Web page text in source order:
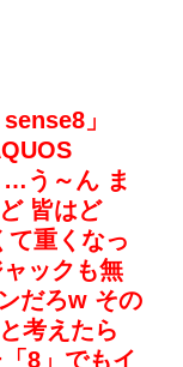
」
…う～ん ま
皆はど
重くなっ
ックも無
だろw その
考えたら
8」でもイ